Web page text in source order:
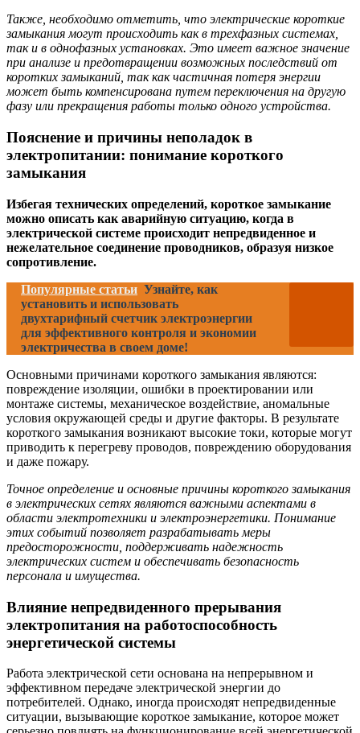
Также, необходимо отметить, что электрические короткие
замыкания могут происходить как в трехфазных системах,
так и в однофазных установках. Это имеет важное значение
при анализе и предотвращении возможных последствий от
коротких замыканий, так как частичная потеря энергии
может быть компенсирована путем переключения на другую
фазу или прекращения работы только одного устройства.
Пояснение и причины неполадок в
электропитании: понимание короткого
замыкания
Избегая технических определений, короткое замыкание
можно описать как аварийную ситуацию, когда в
электрической системе происходит непредвиденное и
нежелательное соединение проводников, образуя низкое
сопротивление.
Популярные статьи Узнайте, как
установить и использовать
двухтарифный счетчик электроэнергии
для эффективного контроля и экономии
электричества в своем доме!
Основными причинами короткого замыкания являются:
повреждение изоляции, ошибки в проектировании или
монтаже системы, механическое воздействие, аномальные
условия окружающей среды и другие факторы. В результате
короткого замыкания возникают высокие токи, которые могут
приводить к перегреву проводов, повреждению оборудования
и даже пожару.
Точное определение и основные причины короткого замыкания
в электрических сетях являются важными аспектами в
области электротехники и электроэнергетики. Понимание
этих событий позволяет разрабатывать меры
предосторожности, поддерживать надежность
электрических систем и обеспечивать безопасность
персонала и имущества.
Влияние непредвиденного прерывания
электропитания на работоспособность
энергетической системы
Работа электрической сети основана на непрерывном и
эффективном передаче электрической энергии до
потребителей. Однако, иногда происходят непредвиденные
ситуации, вызывающие короткое замыкание, которое может